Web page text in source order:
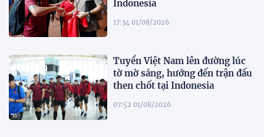
Indonesia
17:34 01/08/2026
Tuyển Việt Nam lên đường lúc
tờ mờ sáng, hướng đến trận đấu
then chốt tại Indonesia
07:52 01/08/2026